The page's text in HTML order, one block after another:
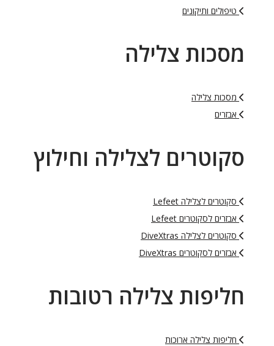
טיפולים ותיקונים
מסכות צלילה
מסכות צלילה
אבזרים
סקוטרים לצלילה וחילוץ
סקוטרים לצלילה Lefeet
אבזרים לסקוטרים Lefeet
סקוטרים לצלילה DiveXtras
אבזרים לסקוטרים DiveXtras
חליפות צלילה רטובות
חליפות צלילה ארוכות